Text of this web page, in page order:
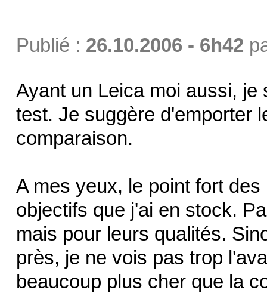
Publié : 26.10.2006 - 6h42
Ayant un Leica moi aussi,
test. Je suggère d'emporter
comparaison.
A mes yeux, le point fort
objectifs que j'ai en stock.
mais pour leurs qualités.
près, je ne vois pas trop
beaucoup plus cher que la